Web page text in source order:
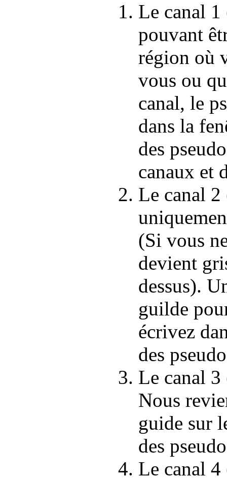
Le canal 1
pouvant
région où
vous ou
canal, le
dans la
des
canaux et
Le canal 2
(Si vous
devient
dessus).
guilde
écrivez
des
Le canal 3
Nous
guide sur
des
Le canal 4